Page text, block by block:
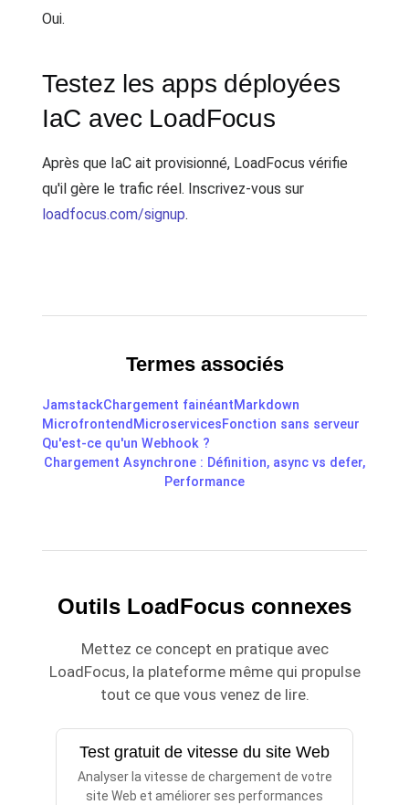
Oui.
Testez les apps déployées
IaC avec LoadFocus
Après que IaC ait provisionné, LoadFocus vérifie
qu'il gère le trafic réel. Inscrivez-vous sur
loadfocus.com/signup.
Termes associés
JamstackChargement fainéantMarkdown
Microfrontend MicroservicesFonction sans serveur
Qu'est-ce qu'un Webhook ?
Chargement Asynchrone : Définition, async vs defer,
Performance
Outils LoadFocus connexes
Mettez ce concept en pratique avec
LoadFocus, la plateforme même qui propulse
tout ce que vous venez de lire.
Test gratuit de vitesse du site Web
Analyser la vitesse de chargement de votre
site Web et améliorer ses performances